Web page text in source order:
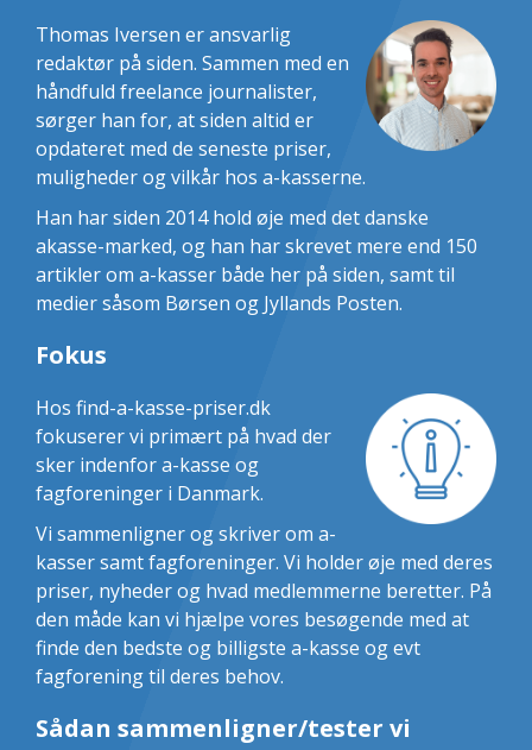
Thomas Iversen er ansvarlig
redaktør på siden. Sammen med en
håndfuld freelance journalister,
sørger han for, at siden altid er
opdateret med de seneste priser,
muligheder og vilkår hos a-kasserne.
Han har siden 2014 hold øje med det danske
akasse-marked, og han har skrevet mere end 150
artikler om a-kasser både her på siden, samt til
medier såsom Børsen og Jyllands Posten.
Fokus
Hos find-a-kasse-priser.dk
fokuserer vi primært på hvad der
sker indenfor a-kasse og
fagforeninger i Danmark.
Vi sammenligner og skriver om a-
kasser samt fagforeninger. Vi holder øje med deres
priser, nyheder og hvad medlemmerne beretter. På
den måde kan vi hjælpe vores besøgende med at
finde den bedste og billigste a-kasse og evt
fagforening til deres behov.
Sådan sammenligner/tester vi